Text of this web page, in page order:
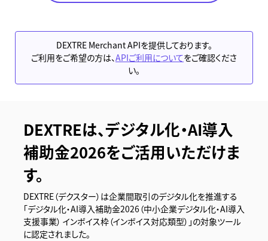
DEXTRE Merchant APIを提供しております。
ご利用をご希望の方は、APIご利用についてをご確認くださ
い。
DEXTREは、デジタル化・AI導入
補助金2026をご活用いただけま
す。
DEXTRE（デクスター）は企業間取引のデジタル化を推進する
「デジタル化・AI導入補助金2026（中小企業デジタル化・AI導入
支援事業） インボイス枠（インボイス対応類型）」の対象ツール
に認定されました。